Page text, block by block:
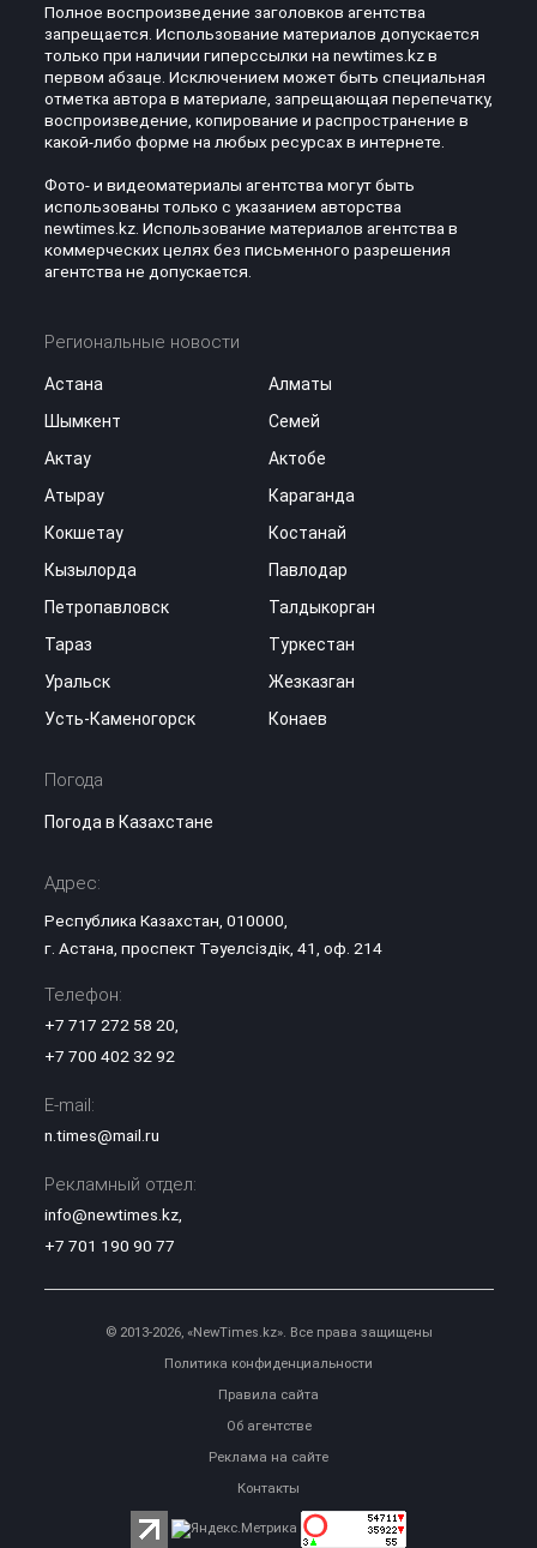
Полное воспроизведение заголовков агентства
запрещается. Использование материалов допускается
только при наличии гиперссылки на newtimes.kz в
первом абзаце. Исключением может быть специальная
отметка автора в материале, запрещающая перепечатку,
воспроизведение, копирование и распространение в
какой-либо форме на любых ресурсах в интернете.
Фото- и видеоматериалы агентства могут быть
использованы только с указанием авторства
newtimes.kz. Использование материалов агентства в
коммерческих целях без письменного разрешения
агентства не допускается.
Региональные новости
Астана
Алматы
Шымкент
Семей
Актау
Актобе
Атырау
Караганда
Кокшетау
Костанай
Кызылорда
Павлодар
Петропавловск
Талдыкорган
Тараз
Туркестан
Уральск
Жезказган
Усть-Каменогорск
Конаев
Погода
Погода в Казахстане
Адрес:
Республика Казахстан, 010000,
г. Астана, проспект Тәуелсіздік, 41, оф. 214
Телефон:
+7 717 272 58 20
+7 700 402 32 92
E-mail:
n.times@mail.ru
Рекламный отдел:
info@newtimes.kz,
+7 701 190 90 77
© 2013-2026, «NewTimes.kz». Все права защищены
Политика конфиденциальности
Правила сайта
Об агентстве
Реклама на сайте
Контакты